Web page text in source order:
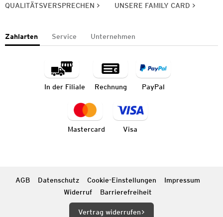
QUALITÄTSVERSPRECHEN UNSERE FAMILY CARD
Zahlarten Service Unternehmen
In der Filiale Rechnung PayPal
Mastercard Visa
AGB Datenschutz Cookie-Einstellungen
Impressum
Widerruf
Barrierefreiheit
Vertrag widerrufen